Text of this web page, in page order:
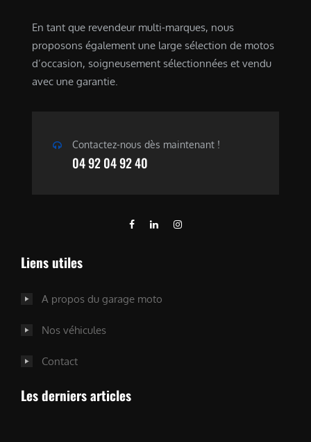
En tant que revendeur multi-marques, nous
proposons également une large sélection de motos
d’occasion, soigneusement sélectionnées et vendu
avec une garantie.
Contactez-nous dès maintenant !
04 92 04 92 40
Liens utiles
A propos du garage moto
Nos véhicules
Contact
Les derniers articles